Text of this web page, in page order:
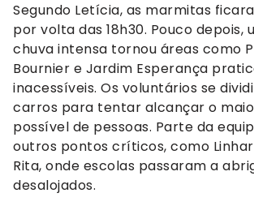
Segundo Letícia, as marmitas
por volta das 18h30. Pouco depois,
chuva intensa tornou áreas como
Bournier e Jardim Esperança
inacessíveis. Os voluntários se
carros para tentar alcançar o
possível de pessoas. Parte da
outros pontos críticos, como
Rita, onde escolas passaram a
desalojados.